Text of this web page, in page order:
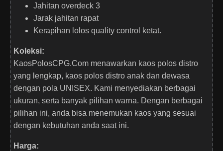
Jahitan overdeck 3
Jarak jahitan rapat
Kerapihan lolos quality control ketat.
Koleksi:
KaosPolosCPG.Com menawarkan kaos polos distro
yang lengkap, kaos polos distro anak dan dewasa
dengan pola UNISEX. Kami menyediakan berbagai
ukuran, serta banyak pilihan warna. Dengan berbagai
pilihan ini, anda bisa menemukan kaos yang sesuai
dengan kebutuhan anda saat ini.
Harga: